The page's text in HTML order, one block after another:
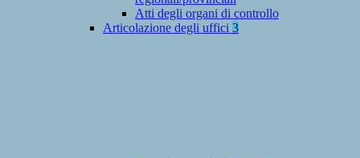
Atti degli organi di controllo
Articolazione degli uffici 3